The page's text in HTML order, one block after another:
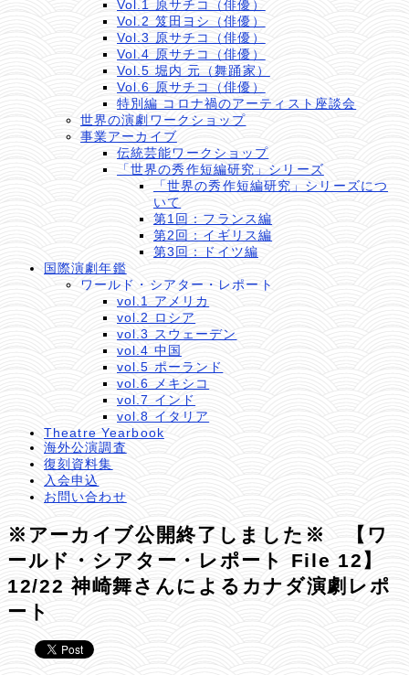
Vol.1 原サチコ（俳優）
Vol.2 笈田ヨシ（俳優）
Vol.3 原サチコ（俳優）
Vol.4 原サチコ（俳優）
Vol.5 堀内 元（舞踊家）
Vol.6 原サチコ（俳優）
特別編 コロナ禍のアーティスト座談会
世界の演劇ワークショップ
事業アーカイブ
伝統芸能ワークショップ
「世界の秀作短編研究」シリーズ
「世界の秀作短編研究」シリーズにつ
いて
第1回：フランス編
第2回：イギリス編
第3回：ドイツ編
国際演劇年鑑
ワールド・シアター・レポート
vol.1 アメリカ
vol.2 ロシア
vol.3 スウェーデン
vol.4 中国
vol.5 ポーランド
vol.6 メキシコ
vol.7 インド
vol.8 イタリア
Theatre Yearbook
海外公演調査
復刻資料集
入会申込
お問い合わせ
※アーカイブ公開終了しました※ 【ワ
ールド・シアター・レポート File 12】
12/22 神崎舞さんによるカナダ演劇レポ
ート